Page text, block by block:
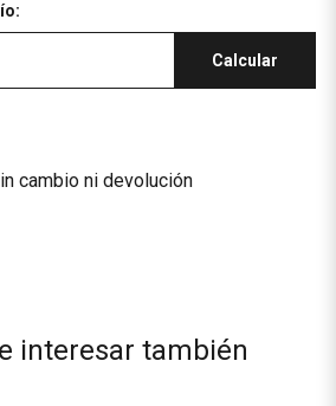
Calcular
cambio ni devolución
interesar también